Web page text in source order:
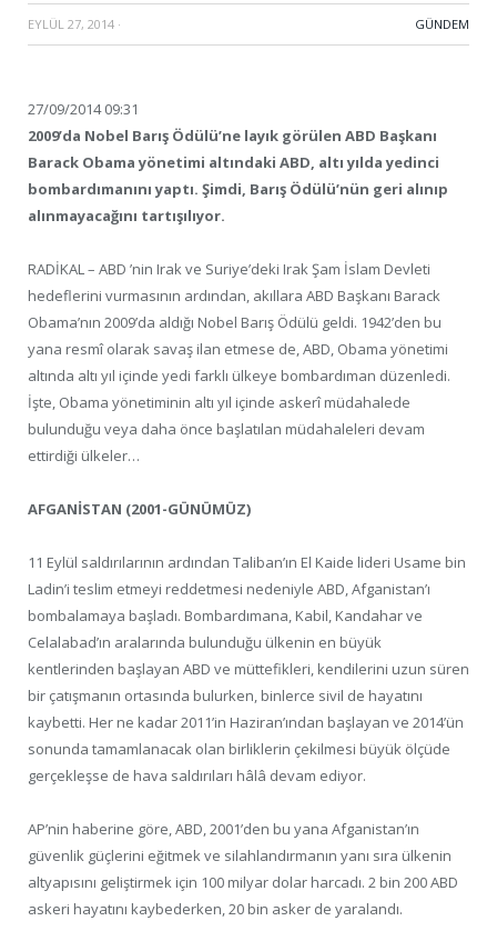
EYLÜL 27, 2014 · GÜNDEM
27/09/2014 09:31
2009’da Nobel Barış Ödülü’ne layık görülen ABD Başkanı
Barack Obama yönetimi altındaki ABD, altı yılda yedinci
bombardımanını yaptı. Şimdi, Barış Ödülü’nün geri alınıp
alınmayacağını tartışılıyor.
RADİKAL – ABD ’nin Irak ve Suriye’deki Irak Şam İslam Devleti
hedeflerini vurmasının ardından, akıllara ABD Başkanı Barack
Obama’nın 2009’da aldığı Nobel Barış Ödülü geldi. 1942’den bu
yana resmî olarak savaş ilan etmese de, ABD, Obama yönetimi
altında altı yıl içinde yedi farklı ülkeye bombardıman düzenledi.
İşte, Obama yönetiminin altı yıl içinde askerî müdahalede
bulunduğu veya daha önce başlatılan müdahaleleri devam
ettirdiği ülkeler…
AFGANİSTAN (2001-GÜNÜMÜZ)
11 Eylül saldırılarının ardından Taliban’ın El Kaide lideri Usame bin
Ladin’i teslim etmeyi reddetmesi nedeniyle ABD, Afganistan’ı
bombalamaya başladı. Bombardımana, Kabil, Kandahar ve
Celalabad’ın aralarında bulunduğu ülkenin en büyük
kentlerinden başlayan ABD ve müttefikleri, kendilerini uzun süren
bir çatışmanın ortasında bulurken, binlerce sivil de hayatını
kaybetti. Her ne kadar 2011’in Haziran’ından başlayan ve 2014’ün
sonunda tamamlanacak olan birliklerin çekilmesi büyük ölçüde
gerçekleşse de hava saldırıları hâlâ devam ediyor.
AP’nin haberine göre, ABD, 2001’den bu yana Afganistan’ın
güvenlik güçlerini eğitmek ve silahlandırmanın yanı sıra ülkenin
altyapısını geliştirmek için 100 milyar dolar harcadı. 2 bin 200 ABD
askeri hayatını kaybederken, 20 bin asker de yaralandı.